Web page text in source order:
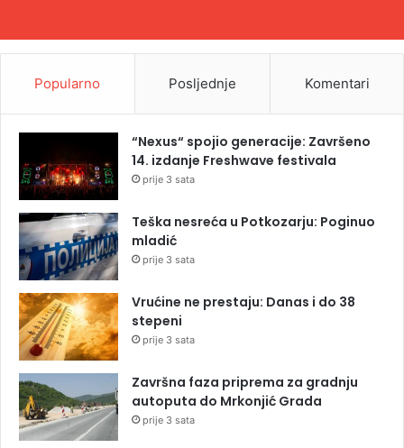
Popularno Posljednje Komentari
“Nexus“ spojio generacije: Završeno
14. izdanje Freshwave festivala
prije 3 sata
Teška nesreća u Potkozarju: Poginuo
mladić
prije 3 sata
Vrućine ne prestaju: Danas i do 38
stepeni
prije 3 sata
Završna faza priprema za gradnju
autoputa do Mrkonjić Grada
prije 3 sata